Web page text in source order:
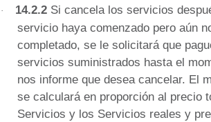
· 14.2.2 Si cancela los servicios
servicio haya comenzado pero aún
completado, se le solicitará que
servicios suministrados hasta el
nos informe que desea cancelar. El
se calculará en proporción al precio
Servicios y los Servicios reales y